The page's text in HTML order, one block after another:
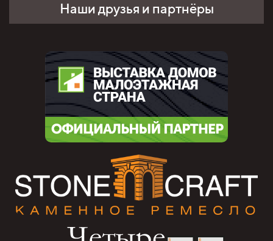
Наши друзья и партнёры